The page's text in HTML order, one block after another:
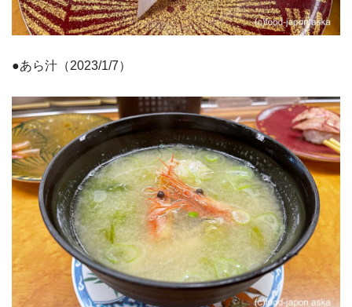
●あら汁（2023/1/7）